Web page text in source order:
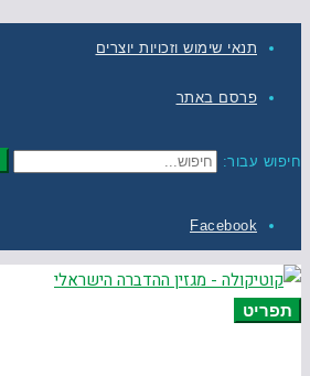
תנאי שימוש וזכויות יוצרים
פרסם באתר
חיפוש עבור:
Facebook
תפריט